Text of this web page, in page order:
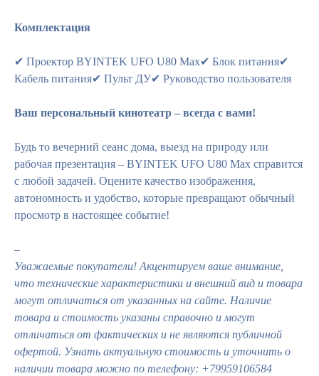
Комплектация
✔ Проектор BYINTEK UFO U80 Max✔ Блок питания✔
Кабель питания✔ Пульт ДУ✔ Руководство пользователя
Ваш персональный кинотеатр – всегда с вами!
Будь то вечерний сеанс дома, выезд на природу или
рабочая презентация – BYINTEK UFO U80 Max справится
с любой задачей. Оцените качество изображения,
автономность и удобство, которые превращают обычный
просмотр в настоящее событие!
–
Уважаемые покупатели! Акцентируем ваше внимание,
что технические характеристики и внешний вид и товара
могут отличаться от указанных на сайте. Наличие
товара и стоимость указаны справочно и могут
отличаться от фактических и не являются публичной
офертой. Узнать актуальную стоимость и уточнить о
наличии товара можно по телефону: +79959106584